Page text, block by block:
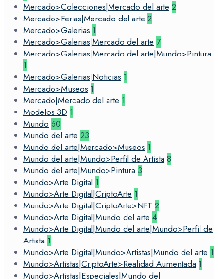
Mercado>Colecciones|Mercado del arte 2
Mercado>Ferias|Mercado del arte 2
Mercado>Galerias 1
Mercado>Galerias|Mercado del arte 7
Mercado>Galerias|Mercado del arte|Mundo>Pintura
1
Mercado>Galerias|Noticias 1
Mercado>Museos 1
Mercado|Mercado del arte 1
Modelos 3D 1
Mundo 50
Mundo del arte 23
Mundo del arte|Mercado>Museos 1
Mundo del arte|Mundo>Perfil de Artista 8
Mundo del arte|Mundo>Pintura 3
Mundo>Arte Digital 1
Mundo>Arte Digital|CriptoArte 1
Mundo>Arte Digital|CriptoArte>NFT 2
Mundo>Arte Digital|Mundo del arte 4
Mundo>Arte Digital|Mundo del arte|Mundo>Perfil de
Artista 1
Mundo>Arte Digital|Mundo>Artistas|Mundo del arte 1
Mundo>Artistas|CriptoArte>Realidad Aumentada 1
Mundo>Artistas|Especiales|Mundo del